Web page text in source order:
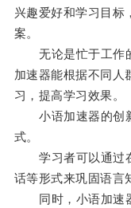
兴趣爱好和学习目标
案。
无论是忙于工作的
加速器能根据不同人
习，提高学习效果。
小语加速器的创新
式。
学习者可以通过在
话等形式来巩固语言
同时，小语加速器